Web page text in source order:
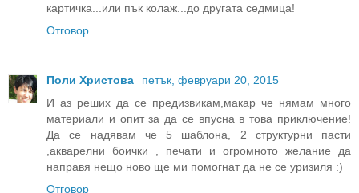
картичка...или пък колаж...до другата седмица!
Отговор
Поли Христова
петък, февруари 20, 2015
И аз реших да се предизвикам,макар че нямам много
материали и опит за да се впусна в това приключение!
Да се надявам че 5 шаблона, 2 структурни пасти
,акварелни боички , печати и огромното желание да
направя нещо ново ще ми помогнат да не се уризиля :)
Отговор